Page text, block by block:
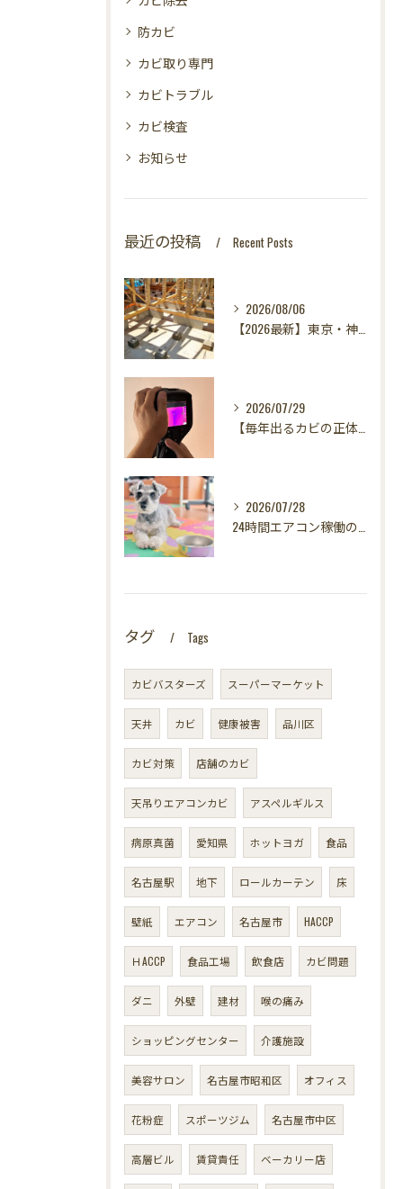
防カビ
カビ取り専門
カビトラブル
カビ検査
お知らせ
最近の投稿 Recent Posts
2026/08/06
2026/07/29
2026/07/28
タグ Tags
カビバスターズ スーパーマーケット
天井 カビ 健康被害 品川区
カビ対策 店舗のカビ
天吊りエアコンカビ アスペルギルス
病原真菌 愛知県 ホットヨガ 食品
名古屋駅 地下 ロールカーテン 床
壁紙 エアコン 名古屋市 HACCP
ＨACCP 食品工場 飲食店 カビ問題
ダニ 外壁 建材 喉の痛み
ショッピングセンター 介護施設
美容サロン 名古屋市昭和区 オフィス
花粉症 スポーツジム 名古屋市中区
高層ビル 賃貸責任 ベーカリー店